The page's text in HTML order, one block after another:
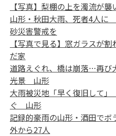
【写真】梨棚の上を濁流が
山形・秋田大雨、死者4人に
砂災害警戒を
【写真で見る】窓ガラスが
だ家
道路えぐれ、橋は崩落…再び
光景 山形
大雨被災地「早く復旧して
ぐ 山形
記録的豪雨の山形・酒田で
外から27人